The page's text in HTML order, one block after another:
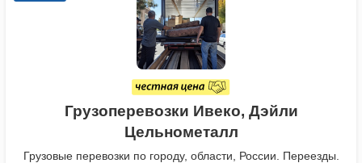
Грузоперевозки Ивеко, Дэйли
Цельнометалл
Грузовые перевозки по городу, области, России. Переезды.